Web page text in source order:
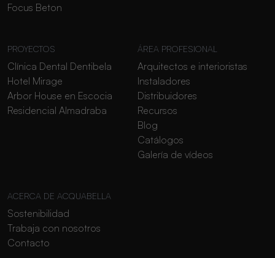
Focus Beton
PROYECTOS
Clínica Dental Dentibela
Hotel Mirage
Arbor House en Escocia
Residencial Almadraba
ÁREA PROFESIONAL
Arquitectos e interioristas
Instaladores
Distribuidores
Recursos
Blog
Catálogos
Galería de vídeos
ACERCA DE ACQUABELLA
Sostenibilidad
Trabaja con nosotros
Contacto